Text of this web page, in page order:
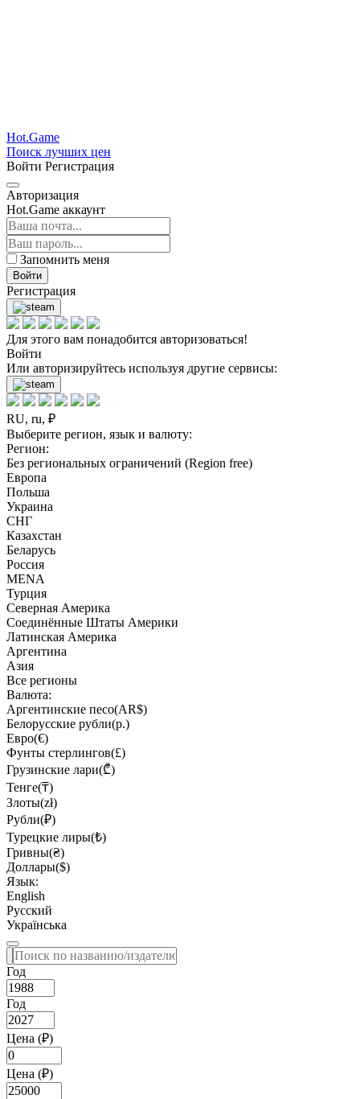
Hot.Game
Поиск лучших цен
Войти Регистрация
Авторизация
Hot.Game аккаунт
Запомнить меня
Войти
Регистрация
Для этого вам понадобится авторизоваться!
Войти
Или авторизируйтесь используя другие сервисы:
RU, ru, ₽
Выберите регион, язык и валюту:
Регион:
Без региональных ограничений (Region free)
Европа
Польша
Украина
СНГ
Казахстан
Беларусь
Россия
MENA
Турция
Северная Америка
Соединённые Штаты Америки
Латинская Америка
Аргентина
Азия
Все регионы
Валюта:
Аргентинские песо(AR$)
Белорусские рубли(р.)
Евро(€)
Фунты стерлингов(£)
Грузинские лари(₾)
Тенге(₸)
Злоты(zł)
Рубли(₽)
Турецкие лиры(₺)
Гривны(₴)
Доллары($)
Язык:
English
Русский
Українська
Год
Год
Цена (₽)
Цена (₽)